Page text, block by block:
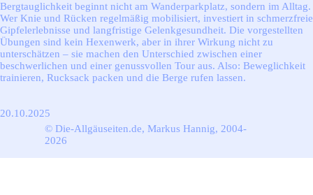
Bergtauglichkeit beginnt nicht am Wanderparkplatz, sondern im Alltag.
Wer Knie und Rücken regelmäßig mobilisiert, investiert in schmerzfreie
Gipfelerlebnisse und langfristige Gelenkgesundheit. Die vorgestellten
Übungen sind kein Hexenwerk, aber in ihrer Wirkung nicht zu
unterschätzen – sie machen den Unterschied zwischen einer
beschwerlichen und einer genussvollen Tour aus. Also: Beweglichkeit
trainieren, Rucksack packen und die Berge rufen lassen.
20.10.2025
© Die-Allgäuseiten.de, Markus Hannig, 2004-
2026